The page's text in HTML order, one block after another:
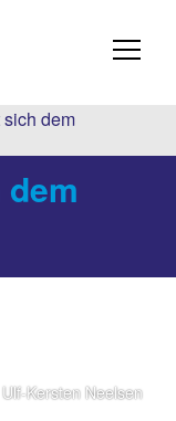
dem
Kersten Neelsen